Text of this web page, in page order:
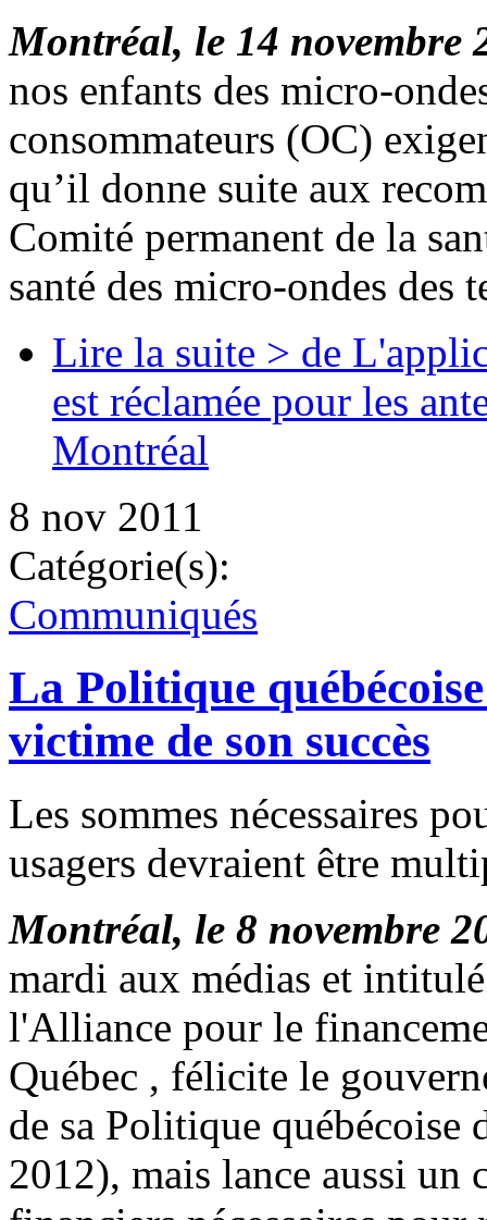
Montréal, le 14 novembre
nos enfants des micro-
consommateurs (OC)
qu’il donne suite aux
Comité permanent de la
santé des micro-ondes des
Lire la suite > de
est réclamée pour les
Montréal
8 nov 2011
Catégorie(s):
Communiqués
La Politique
victime de son succès
Les sommes nécessaires
usagers devraient être
Montréal, le 8 novembre
mardi aux médias et
l'Alliance pour le
Québec , félicite le
de sa Politique
2012), mais lance aussi un